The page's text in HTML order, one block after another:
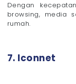
Dengan
browsing, media
rumah.
7. Iconnet